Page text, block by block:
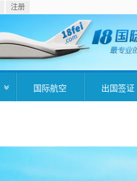
注册
国际航空 出国签证